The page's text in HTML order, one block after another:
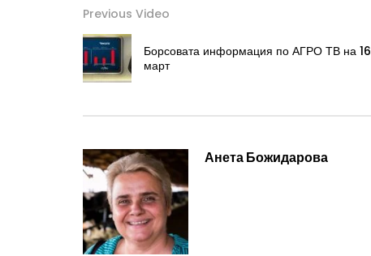
Previous Video
Борсовата информация по АГРО ТВ на 16
март
Анета Божидарова